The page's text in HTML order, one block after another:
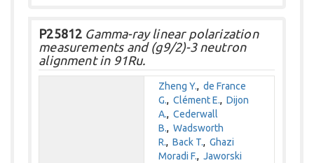
P25812 Gamma-ray linear polarization
measurements and (g9/2)-3 neutron
alignment in 91Ru.
Zheng Y.,de France
G.,Clément E.,Dijon
A.,Cederwall
B.,Wadsworth
R.,Back T.,Ghazi
Moradi F.,Jaworski